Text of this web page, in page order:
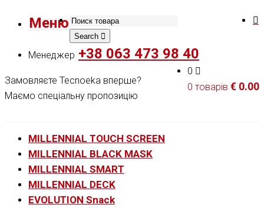
Меню
Search
Менеджер +38 063 473 98 40
0
0 товарів € 0.00
Замовляєте Tecnoeka вперше?
Маємо спеціальну пропозицію
MILLENNIAL TOUCH SCREEN
MILLENNIAL BLACK MASK
MILLENNIAL SMART
MILLENNIAL DECK
EVOLUTION Snack